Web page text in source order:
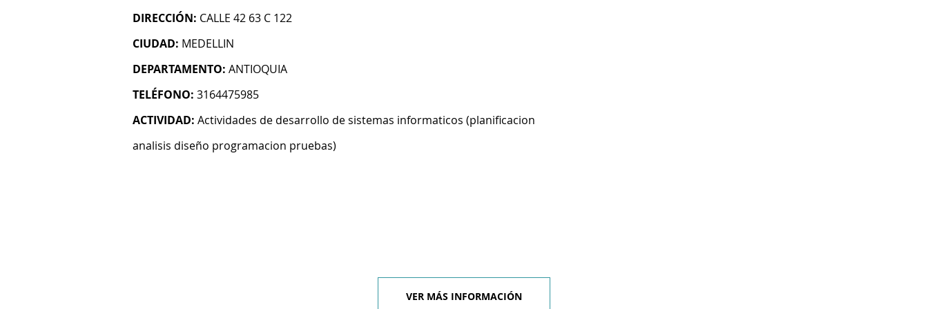
DIRECCIÓN: CALLE 42 63 C 122
CIUDAD: MEDELLIN
DEPARTAMENTO: ANTIOQUIA
TELÉFONO: 3164475985
ACTIVIDAD: Actividades de desarrollo de sistemas informaticos (planificacion
analisis diseño programacion pruebas)
VER MÁS INFORMACIÓN